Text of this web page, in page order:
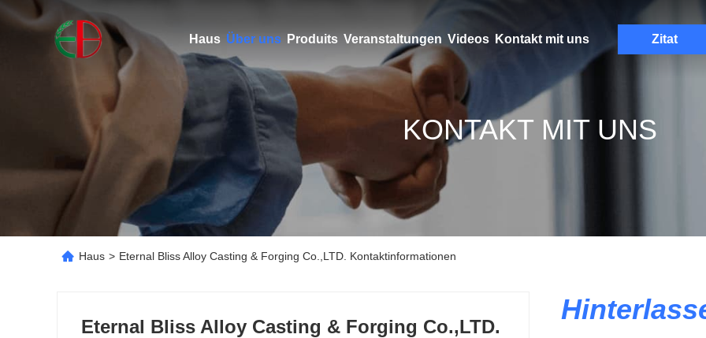
Haus Über uns Produits Veranstaltungen Videos Kontakt mit uns Zitat
KONTAKT MIT UNS
Haus > Eternal Bliss Alloy Casting & Forging Co.,LTD. Kontaktinformationen
Eternal Bliss Alloy Casting & Forging Co.,LTD.